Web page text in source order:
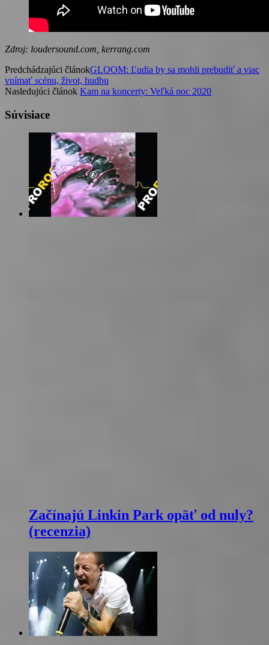
Zdroj: loudersound.com, kerrang.com
Predchádzajúci článokGLOOM: Ľudia by sa mohli prebudiť a viac
vnímať scénu, život, hudbu
Nasledujúci článok Kam na koncerty: Veľká noc 2020
Súvisiace
Začínajú Linkin Park opäť od nuly?
(recenzia)